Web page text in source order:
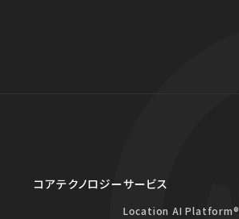
コアテクノロジーサービス
Location AI Platform®